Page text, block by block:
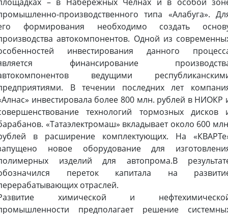
производственного типа «Алабуга».
формирования необходимо создать
автокомпонентов. Одной из
инвестирования данного
финансирование
ведущими
В течении последних лет
инвестировала более 800 млн. рублей в НИОКР
технологий тормозных дисков
«Татаэлектромаш» вкладывает около 600
в расширение комплектующих. На
новое оборудование для
изделий для автопрома.В
переток капитала на
отраслей.
химической и
предполагает решение